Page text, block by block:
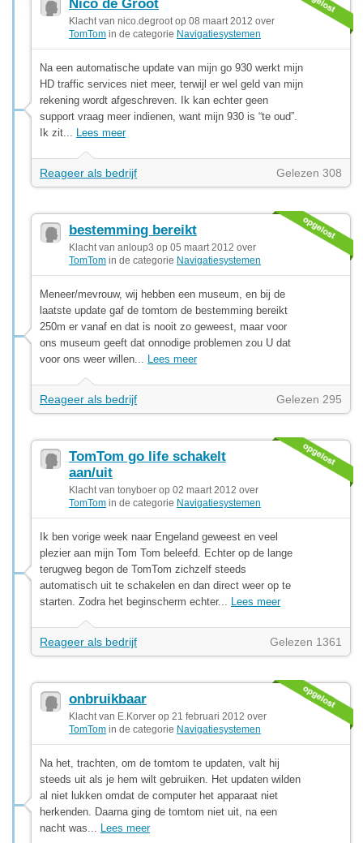
Nico de Groot
Klacht van nico.degroot op 08 maart 2012 over
TomTom in de categorie Navigatiesystemen
Na een automatische update van mijn go 930 werkt mijn
HD traffic services niet meer, terwijl er wel geld van mijn
rekening wordt afgeschreven. Ik kan echter geen
support vraag meer indienen, want mijn 930 is “te oud”.
Ik zit... Lees meer
Reageer als bedrijf Gelezen 308
bestemming bereikt
Klacht van anloup3 op 05 maart 2012 over
TomTom in de categorie Navigatiesystemen
Meneer/mevrouw, wij hebben een museum, en bij de
laatste update gaf de tomtom de bestemming bereikt
250m er vanaf en dat is nooit zo geweest, maar voor
ons museum geeft dat onnodige problemen zou U dat
voor ons weer willen... Lees meer
Reageer als bedrijf Gelezen 295
TomTom go life schakelt
aan/uit
Klacht van tonyboer op 02 maart 2012 over
TomTom in de categorie Navigatiesystemen
Ik ben vorige week naar Engeland geweest en veel
plezier aan mijn Tom Tom beleefd. Echter op de lange
terugweg begon de TomTom zichzelf steeds
automatisch uit te schakelen en dan direct weer op te
starten. Zodra het beginscherm echter... Lees meer
Reageer als bedrijf Gelezen 1361
onbruikbaar
Klacht van E.Korver op 21 februari 2012 over
TomTom in de categorie Navigatiesystemen
Na het, trachten, om de tomtom te updaten, valt hij
steeds uit als je hem wilt gebruiken. Het updaten wilden
al niet lukken omdat de computer het apparaat niet
herkenden. Daarna ging de tomtom niet uit, na een
nacht was... Lees meer